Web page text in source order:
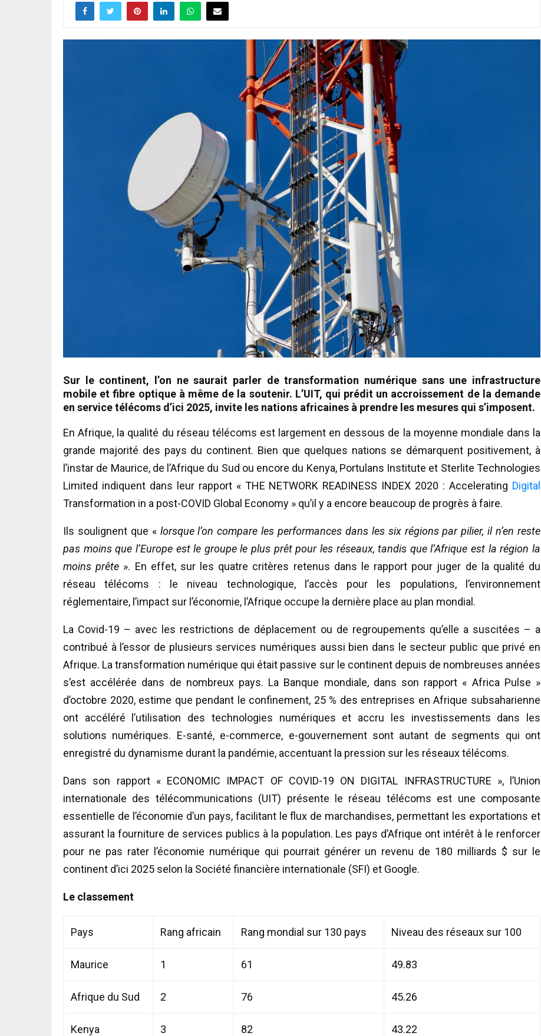
Sur le continent, l’on ne saurait parler de transformation numérique sans une infrastructure
mobile et fibre optique à même de la soutenir. L’UIT, qui prédit un accroissement de la demande
en service télécoms d’ici 2025, invite les nations africaines à prendre les mesures qui s’imposent.
En Afrique, la qualité du réseau télécoms est largement en dessous de la moyenne mondiale dans la
grande majorité des pays du continent. Bien que quelques nations se démarquent positivement, à
l’instar de Maurice, de l’Afrique du Sud ou encore du Kenya, Portulans Institute et Sterlite Technologies
Limited indiquent dans leur rapport « THE NETWORK READINESS INDEX 2020 : Accelerating Digital
Transformation in a post-COVID Global Economy » qu’il y a encore beaucoup de progrès à faire.
Ils soulignent que « lorsque l’on compare les performances dans les six régions par pilier, il n’en reste
pas moins que l’Europe est le groupe le plus prêt pour les réseaux, tandis que l’Afrique est la région la
moins prête ». En effet, sur les quatre critères retenus dans le rapport pour juger de la qualité du
réseau télécoms : le niveau technologique, l’accès pour les populations, l’environnement
réglementaire, l’impact sur l’économie, l’Afrique occupe la dernière place au plan mondial.
La Covid-19 – avec les restrictions de déplacement ou de regroupements qu’elle a suscitées – a
contribué à l’essor de plusieurs services numériques aussi bien dans le secteur public que privé en
Afrique. La transformation numérique qui était passive sur le continent depuis de nombreuses années
s’est accélérée dans de nombreux pays. La Banque mondiale, dans son rapport « Africa Pulse »
d’octobre 2020, estime que pendant le confinement, 25 % des entreprises en Afrique subsaharienne
ont accéléré l’utilisation des technologies numériques et accru les investissements dans les
solutions numériques. E-santé, e-commerce, e-gouvernement sont autant de segments qui ont
enregistré du dynamisme durant la pandémie, accentuant la pression sur les réseaux télécoms.
Dans son rapport « ECONOMIC IMPACT OF COVID-19 ON DIGITAL INFRASTRUCTURE », l’Union
internationale des télécommunications (UIT) présente le réseau télécoms est une composante
essentielle de l’économie d’un pays, facilitant le flux de marchandises, permettant les exportations et
assurant la fourniture de services publics à la population. Les pays d’Afrique ont intérêt à le renforcer
pour ne pas rater l’économie numérique qui pourrait générer un revenu de 180 milliards $ sur le
continent d’ici 2025 selon la Société financière internationale (SFI) et Google.
Le classement
Pays Rang africain Rang mondial sur 130 pays Niveau des réseaux sur 100
Maurice 1 61 49.83
Afrique du Sud 2 76 45.26
Kenya 3 82 43.22